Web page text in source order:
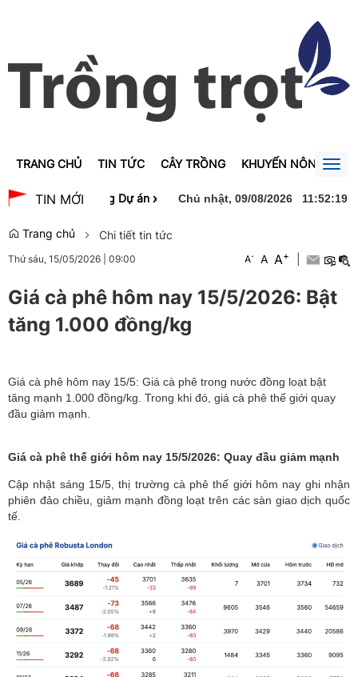
TRANG CHỦ TIN TỨC CÂY TRỒNG KHUYẾN NÔNG
TIN MỚI
dự lễ khởi công Dự án xây dựng Trường Trung học phổ thông
Chủ nhật, 09/08/2026 11:52:20
Trang chủ Chi tiết tin tức
Thứ sáu, 15/05/2026 09:00 A- A A+
Giá cà phê hôm nay 15/5/2026: Bật
tăng 1.000 đồng/kg
Giá cà phê hôm nay 15/5: Giá cà phê trong nước đồng loạt bật
tăng mạnh 1.000 đồng/kg. Trong khi đó, giá cà phê thế giới quay
đầu giảm mạnh.
Giá cà phê thế giới hôm nay 15/5/2026: Quay đầu giảm mạnh
Cập nhật sáng 15/5,thị trường cà phê thế giới hôm nay ghi nhận
phiên đảo chiều, giảm mạnh đồng loạt trên các sàn giao dịch quốc
tế.